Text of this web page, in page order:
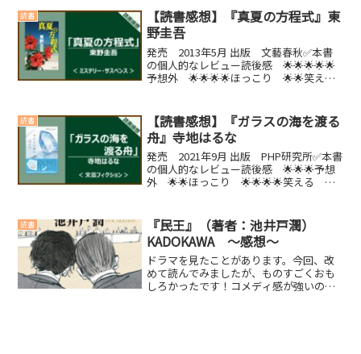
ますね。内容紹介大志を抱いてバンカー
となり、今では大阪西支...
読書
【読書感想】『真夏の方程式』東
野圭吾
発売 2013年5月 出版 文藝春秋✅本書
の個人的なレビュー読後感 🌟🌟🌟🌟🌟
予想外 🌟🌟🌟🌟ほっこり 🌟🌟笑え
(function(b,c,f,g,a,d,e){b.Mosh...
読書
【読書感想】『ガラスの海を渡る
舟』寺地はるな
発売 2021年9月 出版 PHP研究所✅本書
の個人的なレビュー読後感 🌟🌟🌟予想
外 🌟🌟ほっこり 🌟🌟🌟🌟笑える 🌟
(function(b,c,f,g,a,d,e){b...
読書
『民王』（著者：池井戸潤）
KADOKAWA ～感想～
ドラマを見たことがあります。今回、改
めて読んでみましたが、ものすごくおも
しろかったです！コメディ感が強いので